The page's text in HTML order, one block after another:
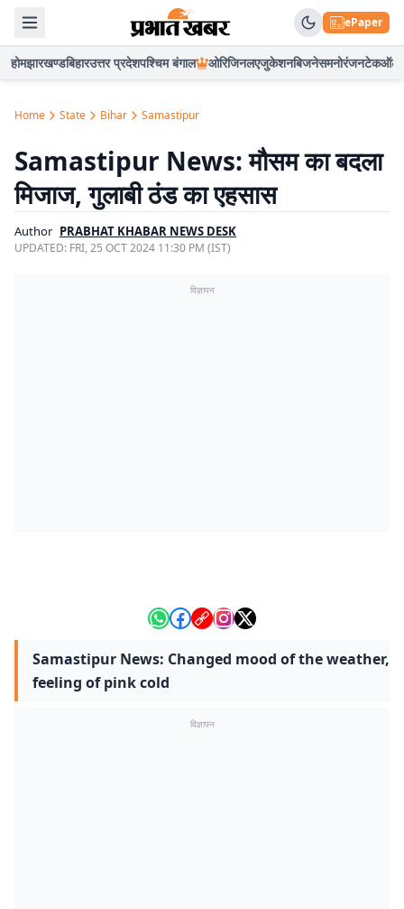
ePaper
होमझारखण्डबिहारउत्तर प्रदेशपश्चिम बंगाल ओरिजिनलएजुकेशनबिजनेसमनोरंजनटेकऑटो
Home State Bihar Samastipur
Samastipur News: मौसम का बदला
मिजाज, गुलाबी ठंड का एहसास
Author PRABHAT KHABAR NEWS DESK
UPDATED: FRI, 25 OCT 2024 11:30 PM (IST)
विज्ञापन
Samastipur News: Changed mood of the weather,
feeling of pink cold
विज्ञापन